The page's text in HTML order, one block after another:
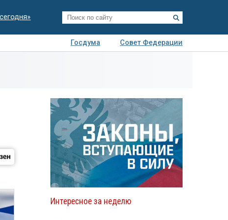
Госдума
Совет Федерации
Интересное за неделю